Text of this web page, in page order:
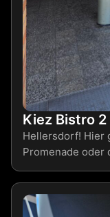
Kiez Bistro
Hellersdorf! Hier
Promenade oder